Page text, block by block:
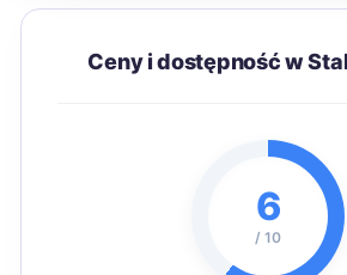
Ceny i dostępność w
6
/ 10